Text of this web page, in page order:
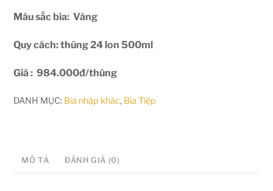
Màu sắc bia: Vàng
Quy cách: thùng 24 lon 500ml
Giá : 984.000đ/thùng
DANH MỤC: Bia nhập khác, Bia Tiệp
MÔ TẢ ĐÁNH GIÁ (0)